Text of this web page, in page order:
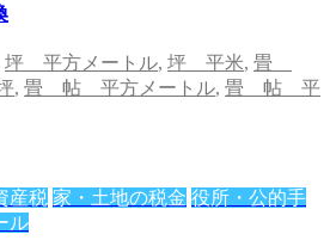
坪 平方メートル, 坪 平米, 畳
, 畳 帖 平方メートル, 畳 帖 平
産税 家・土地の税金 役所・公的手
ル